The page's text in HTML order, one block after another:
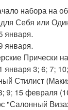
набора на
Себя или
января.
января.
Прически
января 3; 6; 7;
Стилист
9; 15 февраля
"Салонный